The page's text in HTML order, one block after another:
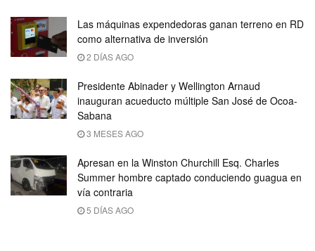
Las máquinas expendedoras ganan terreno en RD
como alternativa de inversión
2 DÍAS AGO
Presidente Abinader y Wellington Arnaud
inauguran acueducto múltiple San José de Ocoa-
Sabana
3 MESES AGO
Apresan en la Winston Churchill Esq. Charles
Summer hombre captado conduciendo guagua en
vía contraria
5 DÍAS AGO